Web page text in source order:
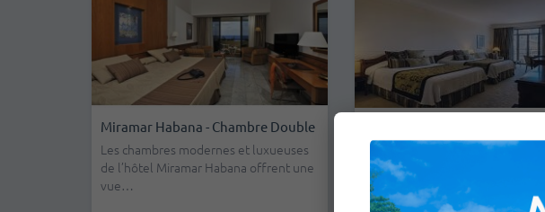
Miramar Habana - Chambre Double
Les chambres modernes et luxueuses
de l’hôtel Miramar Habana offrent une
vue…
Cet hôtel compte 427 chambres
confortables réparties dans deux
bâtime…